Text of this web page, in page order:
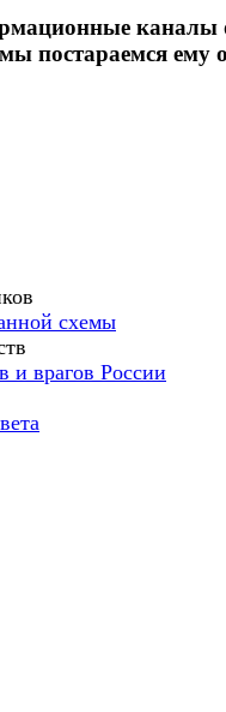
каналы
постараемся ему
схемы
и врагов России